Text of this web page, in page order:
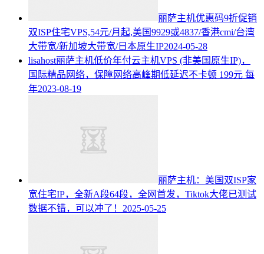
丽萨主机优惠码9折促销
双ISP住宅VPS,54元/月起,美国9929或4837/香港cmi/台湾
大带宽/新加坡大带宽/日本原生IP2024-05-28
lisahost丽萨主机低价年付云主机VPS (非美国原生IP)，
国际精品网络，保障网络高峰期低延迟不卡顿 199元 每
年2023-08-19
丽萨主机：美国双ISP家
宽住宅IP，全新A段64段，全网首发，Tiktok大佬已测试
数据不错，可以冲了！ 2025-05-25